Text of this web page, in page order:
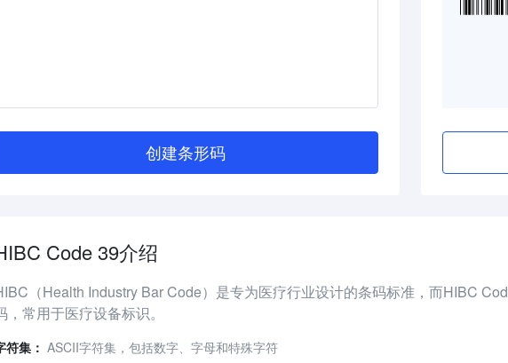
创建条形码
Code 39介绍
（Health Industry Bar Code）是专为医疗行业设计的条码标准，而HIBC
，常用于医疗设备标识。
符集： ASCII字符集，包括数字、字母和特殊字符